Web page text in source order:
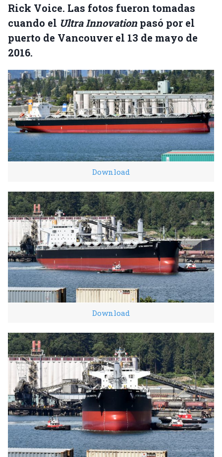
Rick Voice. Las fotos fueron tomadas
cuando el Ultra Innovation pasó por el
puerto de Vancouver el 13 de mayo de
2016.
Download
Download